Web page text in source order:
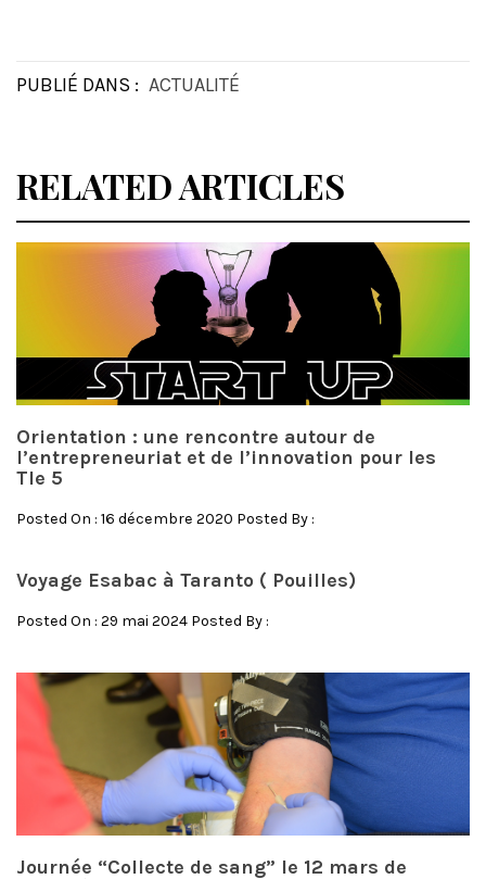
PUBLIÉ DANS : ACTUALITÉ
RELATED ARTICLES
Orientation : une rencontre autour de
l’entrepreneuriat et de l’innovation pour les
Tle 5
Posted On : 16 décembre 2020 Posted By :
Voyage Esabac à Taranto ( Pouilles)
Posted On : 29 mai 2024 Posted By :
Journée “Collecte de sang” le 12 mars de